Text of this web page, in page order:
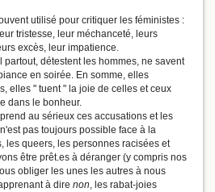
utilisé pour critiquer les féministes :
tristesse, leur méchanceté, leurs
excès, leur impatience.
partout, détestent les hommes, ne savent
en soirée. En somme, elles
elles " tuent " la joie de celles et ceux
dans le bonheur.
au sérieux ces accusations et les
pas toujours possible face à la
les queers, les personnes racisées et
être prêt.es à déranger (y compris nos
obliger les unes les autres à nous
à dire non, les rabat-joies